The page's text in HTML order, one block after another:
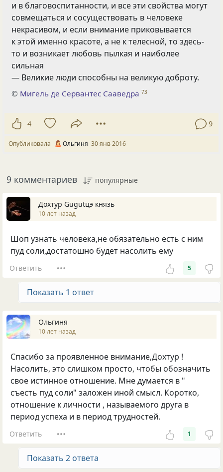
и в благовоспитанности, и все эти свойства могут
совмещаться и сосуществовать в человеке
некрасивом, и если внимание приковывается
к этой именно красоте, а не к телесной, то здесь-
то и возникает любовь пылкая и наиболее
сильная
— Великие люди способны на великую доброту.
© Мигель де Сервантес Сааведра 73
4 9
Опубликовала Ольгиня 30 янв 2016
9 комментариев популярные
Дохтур Gugutцэ князь
10 лет назад
Шоп узнать человека,не обязательно есть с ним
пуд соли,достатошно будет насолить ему
Ответить 5
Показать 1 ответ
Ольгиня
10 лет назад
Спасибо за проявленное внимание,Дохтур !
Насолить, это слишком просто, чтобы обозначить
свое истинное отношение. Мне думается в "
съесть пуд соли" заложен иной смысл. Коротко,
отношение к личности , называемого друга в
период успеха и в период трудностей.
Ответить 1
Показать 2 ответа